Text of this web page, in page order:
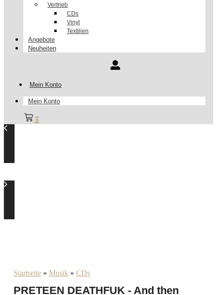
Vertrieb
CDs
Vinyl
Textilien
Angebote
Neuheiten
Mein Konto
Mein Konto
0
Startseite » Musik » CDs
PRETEEN DEATHFUK - And then